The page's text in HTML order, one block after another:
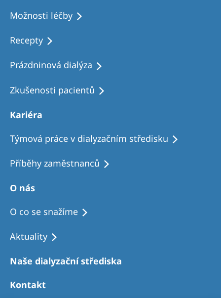
Možnosti léčby
Recepty
Prázdninová dialýza
Zkušenosti pacientů
Kariéra
Týmová práce v dialyzačním středisku
Příběhy zaměstnanců
O nás
O co se snažíme
Aktuality
Naše dialyzační střediska
Kontakt